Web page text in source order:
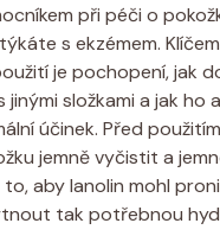
při péči o
s ekzémem.
je pochopení, jak
jinými složkami a jak⁣ ho
účinek. Před
jemně vyčistit a
aby lanolin mohl
tak potřebnou